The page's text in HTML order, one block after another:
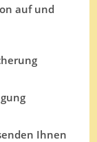
auf und
Ihnen